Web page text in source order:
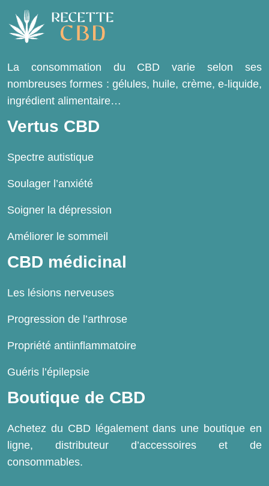
La consommation du CBD varie selon ses
nombreuses formes : gélules, huile, crème, e-liquide,
ingrédient alimentaire…
Vertus CBD
Spectre autistique
Soulager l’anxiété
Soigner la dépression
Améliorer le sommeil
CBD médicinal
Les lésions nerveuses
Progression de l’arthrose
Propriété antiinflammatoire
Guéris l’épilepsie
Boutique de CBD
Achetez du CBD légalement dans une boutique en
ligne, distributeur d’accessoires et de
consommables.